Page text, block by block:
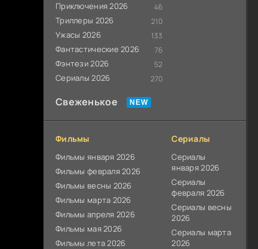
Приключения 2026 46
Триллеры 2026 210
Ужасы 2026 133
Фантастические 2026 76
Фэнтези 2026 52
Сериалы 2026 270
Свеженькое
Фильмы
Фильмы января 2026
Фильмы февраля 2026
Фильмы весны 2026
Фильмы марта 2026
Фильмы апреля 2026
Фильмы мая 2026
Фильмы лета 2026
Сериалы
Сериалы
января 2026
Сериалы
февраля 2026
Сериалы весны
2026
Сериалы марта
2026